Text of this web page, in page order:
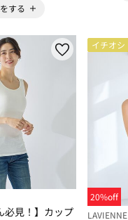
する
必見！】カップ
イチオシ
20%off
LAVIENNE